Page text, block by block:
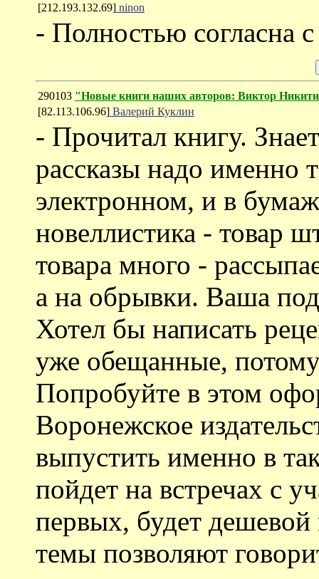
[212.193.132.69] ninon
- Полностью согласна
290103 "Новые книги наших авторов: Виктор
[82.113.106.96] Валерий Куклин
- Прочитал книгу.
рассказы надо именно
электронном, и в
новеллистика - товар
товара много -
а на обрывки. Ваша
Хотел бы написать
уже обещанные,
Попробуйте в этом
Воронежское
выпустить именно в
пойдет на встречах с
первых, будет
темы позволяют